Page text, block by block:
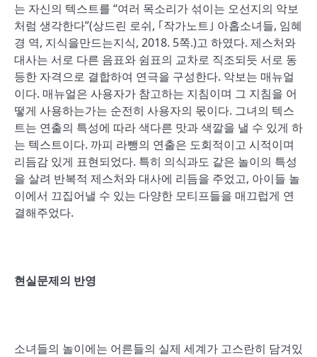
는 자신의 텍스트를 “여러 목소리가 섞이는 오선지의 악보
처럼 생각한다”(상드린 로쉬, ｢작가노트｣ 아홉소녀들, 임혜
경 역, 지식을만드는지식, 2018. 5쪽.)고 하였다. 제스처와
대사는 서로 다른 음표와 쉼표의 교차로 직조되듯 서로 동
등한 자격으로 결합하여 연극을 구성한다. 악보는 매뉴얼
이다. 매뉴얼은 사용자가 참고하는 지침이며 그 지침을 어
떻게 사용하는가는 순전히 사용자의 몫이다. 그녀의 텍스
트는 연출의 특성에 따라 색다른 맛과 색깔을 낼 수 있게 하
는 텍스트이다. 까피 라뺑의 연출은 도회적이고 시적이며
리듬감 있게 표현되었다. 특히 의식과도 같은 놀이의 특성
을 살려 반복적 제스처와 대사에 리듬을 주었고, 아이들 놀
이에서 끄집어낼 수 있는 다양한 모티프들을 매끄럽게 연
결해주었다.
현실문제의 반영
소녀들의 놀이에는 어른들의 실제 세계가 고스란히 담겨있